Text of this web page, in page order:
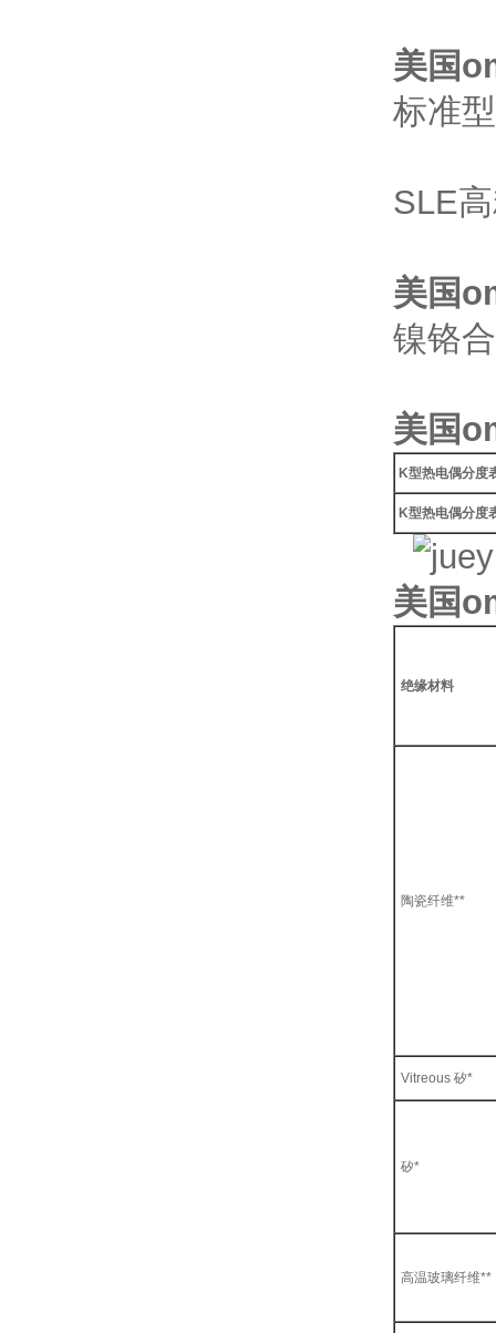
美国
标准
SLE
美国
镍铬
美国
K型热电偶分度
K型热电偶分度
美国
绝缘材料
陶瓷纤维**
Vitreous 矽*
矽*
高温玻璃纤维**